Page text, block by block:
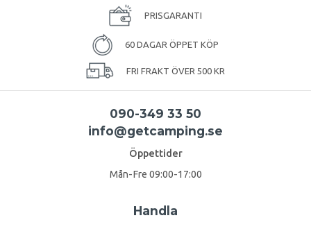
PRISGARANTI
60 DAGAR ÖPPET KÖP
FRI FRAKT ÖVER 500 KR
090-349 33 50
info@getcamping.se
Öppettider
Mån-Fre 09:00-17:00
Handla